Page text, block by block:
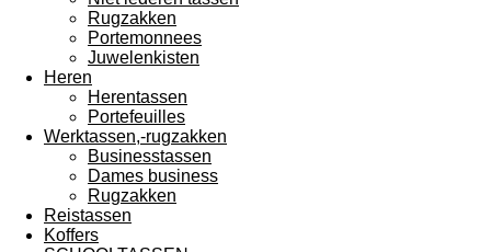
Rugzakken
Portemonnees
Juwelenkisten
Heren
Herentassen
Portefeuilles
Werktassen,-rugzakken
Businesstassen
Dames business
Rugzakken
Reistassen
Koffers